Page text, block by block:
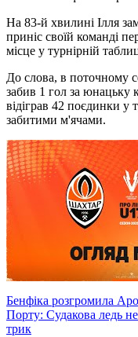
На 83-й хвилині Ілля
приніс своїй команді
місце у турнірній
До слова, в поточному
забив 1 гол за юнацьку
відіграв 42 поєдинки у
забитими м'ячами.
Бенфіка розгромила
Порту: Судакова ледь
трик